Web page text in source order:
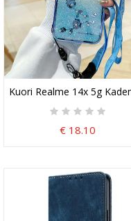
Kuori Realme 14x 5g
€ 18.10